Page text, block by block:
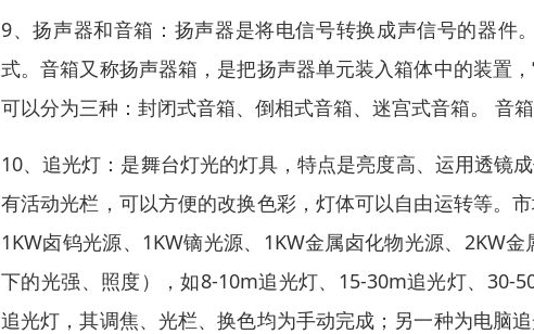
9、扬声器和音箱：扬声器是将电信号转换成声信号的器
式。音箱又称扬声器箱，是把扬声器单元装入箱体中的装置
可以分为三种：封闭式音箱、倒相式音箱、迷宫式音箱。 音
10、追光灯：是舞台灯光的灯具，特点是亮度高、运用透镜
有活动光栏，可以方便的改换色彩，灯体可以自由运转等。
1KW卤钨光源、1KW镝光源、1KW金属卤化物光源、2KW
下的光强、照度），如8-10m追光灯、15-30m追光灯、30-
追光灯，其调焦、光栏、换色均为手动完成；另一种为电脑